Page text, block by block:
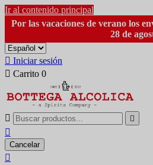
Ir al contenido principal
Por las vacaciones de verano los
28 de
 Iniciar sesión
 Carrito 0
 

Cancelar
